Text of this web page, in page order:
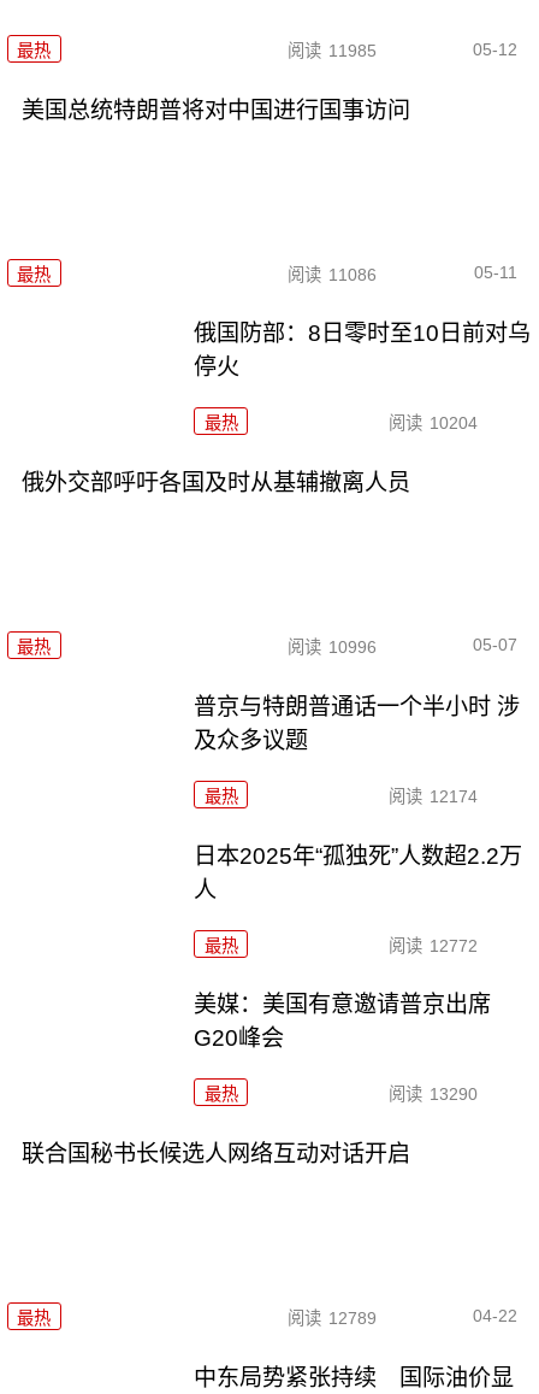
最热 阅读 11985 05-12
美国总统特朗普将对中国进行国事访问
最热 阅读 11086 05-11
俄国防部：8日零时至10日前对乌
停火
最热 阅读 10204
俄外交部呼吁各国及时从基辅撤离人员
最热 阅读 10996 05-07
普京与特朗普通话一个半小时 涉
及众多议题
最热 阅读 12174
日本2025年“孤独死”人数超2.2万
人
最热 阅读 12772
美媒：美国有意邀请普京出席
G20峰会
最热 阅读 13290
联合国秘书长候选人网络互动对话开启
最热 阅读 12789 04-22
中东局势紧张持续 国际油价显